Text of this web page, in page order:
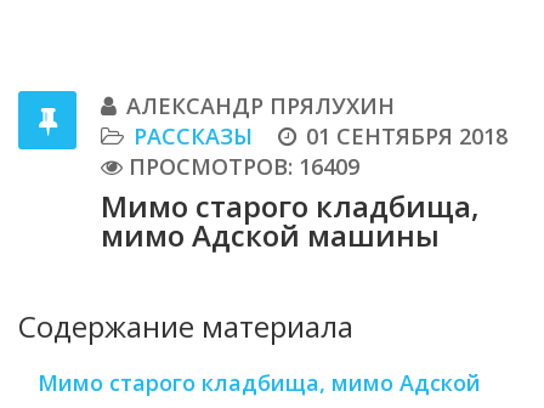
АЛЕКСАНДР ПРЯЛУХИН
РАССКАЗЫ
01 СЕНТЯБРЯ 2018
ПРОСМОТРОВ: 16409
Мимо старого кладбища,
мимо Адской машины
Содержание материала
Мимо старого кладбища, мимо Адской